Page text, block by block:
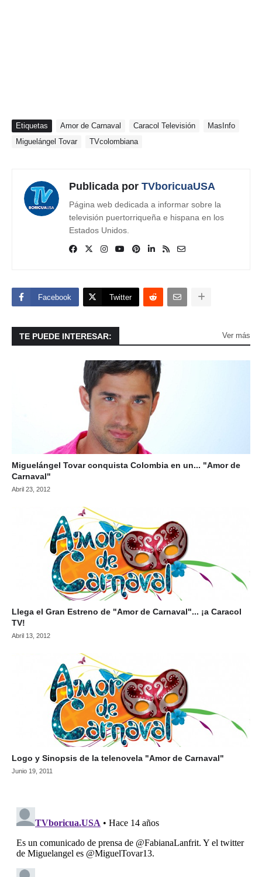
Etiquetas Amor de Carnaval Caracol Televisión
MasInfo
Miguelángel Tovar
TVcolombiana
Publicada por TVboricuaUSA
Página web dedicada a informar sobre la
televisión puertorriqueña e hispana en los
Estados Unidos.
Facebook Twitter
TE PUEDE INTERESAR: Ver más
Miguelángel Tovar conquista Colombia en un... "Amor de
Carnaval"
Abril 23, 2012
Llega el Gran Estreno de "Amor de Carnaval"... ¡a Caracol
TV!
Abril 13, 2012
Logo y Sinopsis de la telenovela "Amor de Carnaval"
Junio 19, 2011